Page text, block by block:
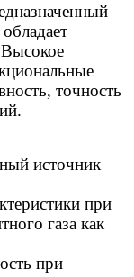
точность
источник
при
газа как
при